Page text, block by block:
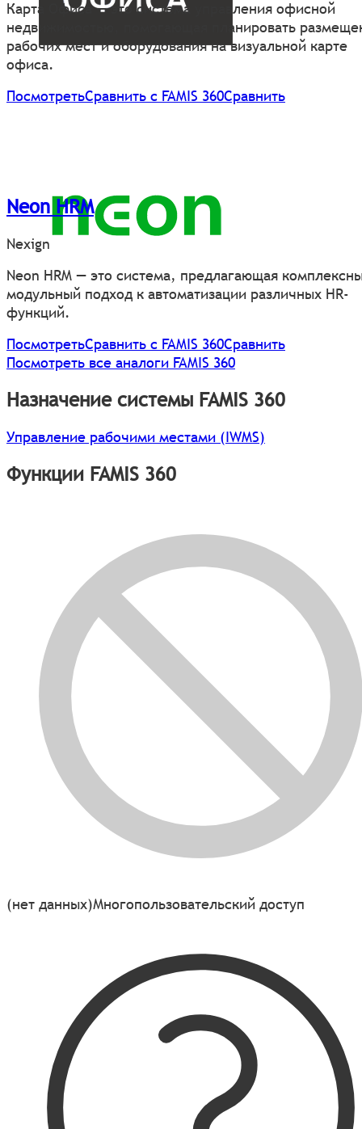
Карта Офиса — это система управления офисной
недвижимостью, помогающая планировать
рабочих мест и оборудования на визуальной карте
офиса.
ПосмотретьСравнить с FAMIS 360Сравнить
Neon HRM
Nexign
Neon HRM — это система, предлагающая
модульный подход к автоматизации различных HR-
функций.
ПосмотретьСравнить с FAMIS 360Сравнить
Посмотреть все аналоги FAMIS 360
Назначение системы FAMIS 360
Управление рабочими местами (IWMS)
Функции FAMIS 360
(нет данных)Многопользовательский доступ